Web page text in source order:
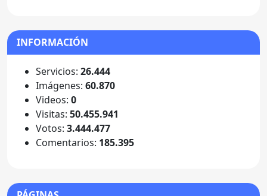
INFORMACIÓN
Servicios: 26.444
Imágenes: 60.870
Videos: 0
Visitas: 50.455.941
Votos: 3.444.477
Comentarios: 185.395